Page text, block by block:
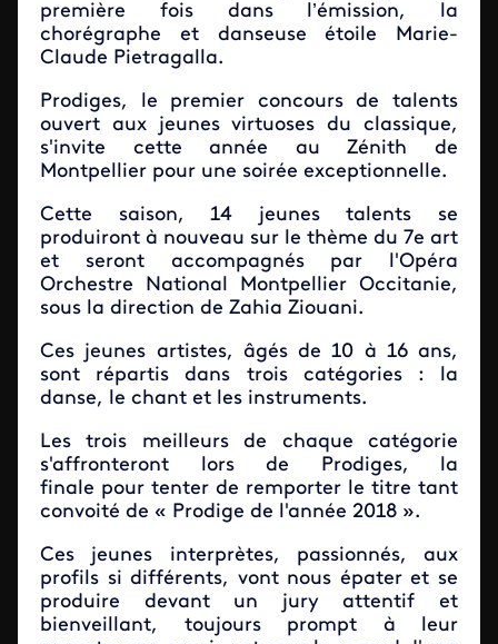
première fois dans l’émission, la
chorégraphe et danseuse étoile Marie-
Claude Pietragalla.
Prodiges, le premier concours de talents
ouvert aux jeunes virtuoses du classique,
s'invite cette année au Zénith de
Montpellier pour une soirée exceptionnelle.
Cette saison, 14 jeunes talents se
produiront à nouveau sur le thème du 7e art
et seront accompagnés par l'Opéra
Orchestre National Montpellier Occitanie,
sous la direction de Zahia Ziouani.
Ces jeunes artistes, âgés de 10 à 16 ans,
sont répartis dans trois catégories : la
danse, le chant et les instruments.
Les trois meilleurs de chaque catégorie
s'affronteront lors de Prodiges, la
finale pour tenter de remporter le titre tant
convoité de « Prodige de l'année 2018 ».
Ces jeunes interprètes, passionnés, aux
profils si différents, vont nous épater et se
produire devant un jury attentif et
bienveillant, toujours prompt à leur